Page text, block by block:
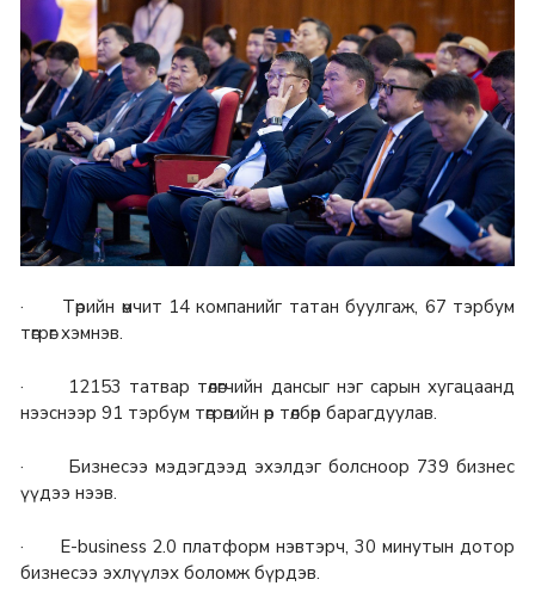
· Төрийн өмчит 14 компанийг татан буулгаж, 67 тэрбум
төгрөг хэмнэв.
· 12153 татвар төлөгчийн дансыг нэг сарын хугацаанд
нээснээр 91 тэрбум төгрөгийн өр төлбөр барагдуулав.
· Бизнесээ мэдэгдээд эхэлдэг болсноор 739 бизнес
үүдээ нээв.
· E-business 2.0 платформ нэвтэрч, 30 минутын дотор
бизнесээ эхлүүлэх боломж бүрдэв.